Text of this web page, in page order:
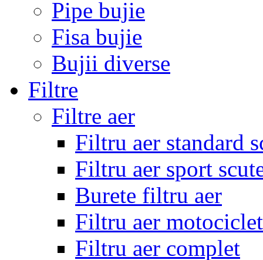
Pipe bujie
Fisa bujie
Bujii diverse
Filtre
Filtre aer
Filtru aer standard
Filtru aer sport
Burete filtru aer
Filtru aer
Filtru aer complet